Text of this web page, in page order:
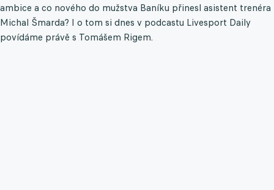
ambice a co nového do mužstva Baníku přinesl asistent trenéra
Michal Šmarda? I o tom si dnes v podcastu Livesport Daily
povídáme právě s Tomášem Rigem.